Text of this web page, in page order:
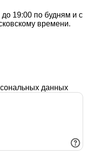
19:00 по будням и с
времени.
данных